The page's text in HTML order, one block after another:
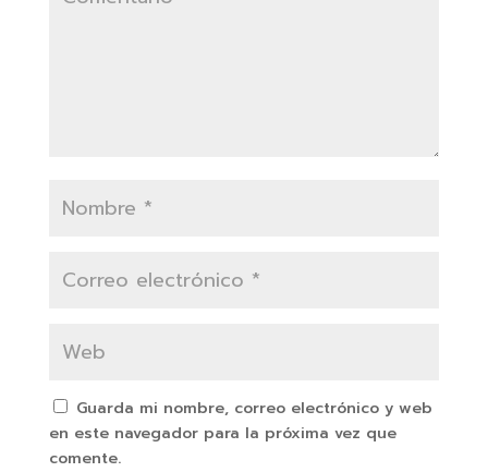
Guarda mi nombre, correo electrónico y web
en este navegador para la próxima vez que
comente.